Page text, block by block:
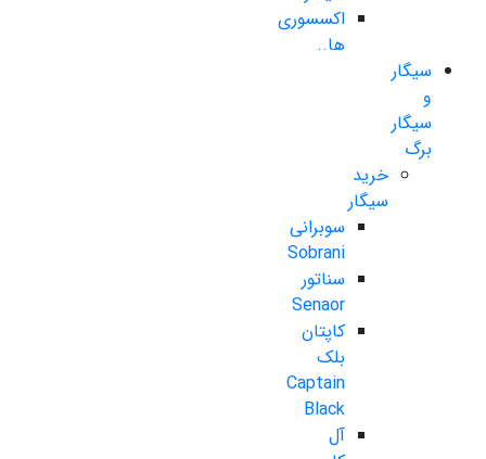
اکسسوری
ها..
سیگار
و
سیگار
برگ
خرید
سیگار
سوبرانی
Sobrani
سناتور
Senaor
کاپتان
بلک
Captain
Black
آل